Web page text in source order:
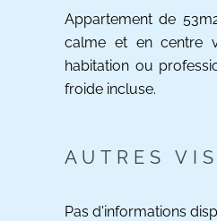
Appartement de
calme et en centre
habitation ou
froide incluse.
AUTRES
Pas d'informations